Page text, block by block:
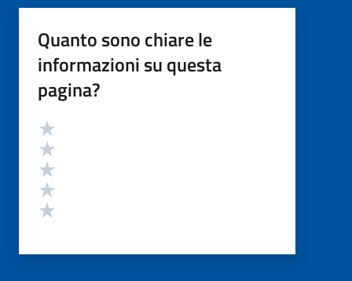
Quanto sono chiare le
informazioni su questa
pagina?
Valutazione